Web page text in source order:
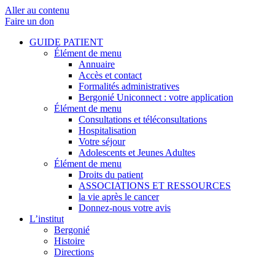
Aller au contenu
Faire un don
GUIDE PATIENT
Élément de menu
Annuaire
Accès et contact
Formalités administratives
Bergonié Uniconnect : votre application
Élément de menu
Consultations et téléconsultations
Hospitalisation
Votre séjour
Adolescents et Jeunes Adultes
Élément de menu
Droits du patient
ASSOCIATIONS ET RESSOURCES
la vie après le cancer
Donnez-nous votre avis
L’institut
Bergonié
Histoire
Directions